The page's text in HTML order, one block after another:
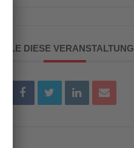
TEILE DIESE VERANSTALTUNG